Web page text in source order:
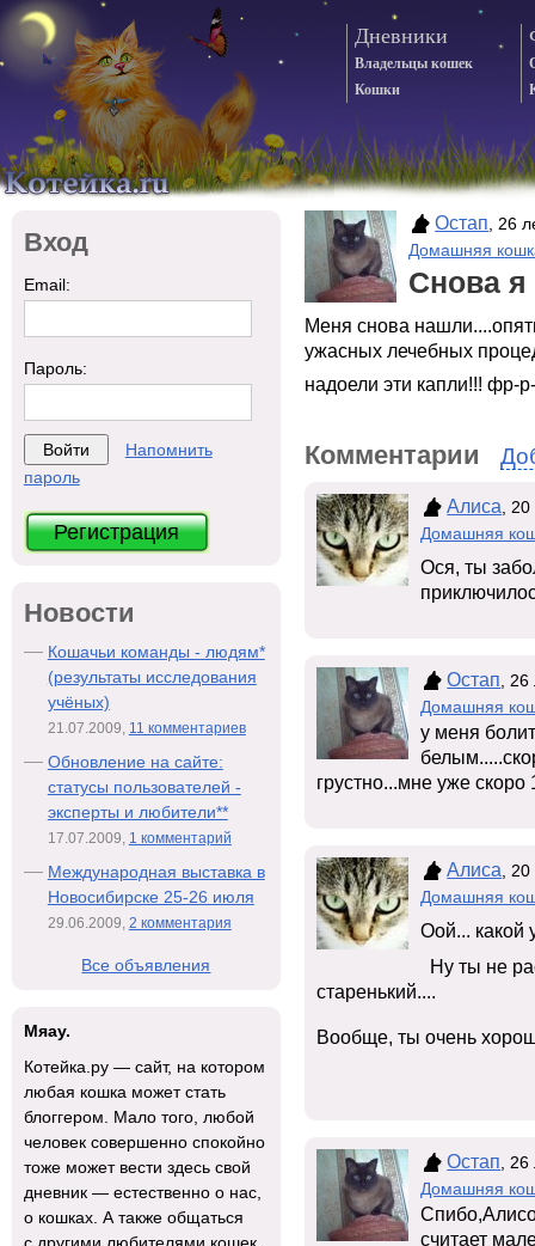
Дневники
Владельцы кошек
Кошки
Остап , 26
Домашняя
Снова я
Меня снова
ужасных лечебных
надоели эти капли!!! фр-
Комментарии
Алиса ,
Домашняя
Ося, ты
Остап ,
Домашняя
у меня
грустно...мне уже
Алиса ,
Домашняя
Оой... какой
Ну ты не
старенький....
Вообще, ты очень
Остап ,
Домашняя
считает
Вход
Email:
Пароль:
Напомнить
пароль
Регистрация
Новости
Кошачьи команды - людям*
(результаты исследования
учёных)
21.07.2009, 11 комментариев
Обновление на сайте:
статусы пользователей -
эксперты и любители**
17.07.2009, 1 комментарий
Международная выставка в
Новосибирске 25-26 июля
29.06.2009, 2 комментария
Все объявления
Мяау.
Котейка.ру — сайт, на котором
любая кошка может стать
блоггером. Мало того, любой
человек совершенно спокойно
тоже может вести здесь свой
дневник — естественно о нас,
о кошках. А также общаться